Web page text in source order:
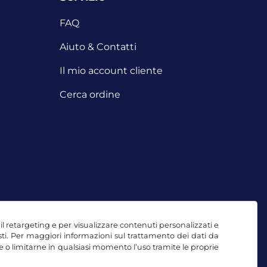
retargeting e per visualizzare contenuti personalizzati e
Per maggiori informazioni sul trattamento dei dati da
o limitarne in qualsiasi momento l’uso tramite le proprie
FAQ
Aiuto & Contatti
Il mio account cliente
Cerca ordine